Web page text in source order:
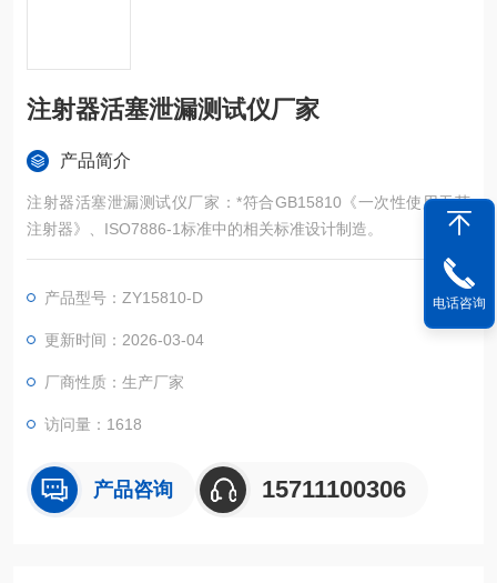
注射器活塞泄漏测试仪厂家
产品简介
注射器活塞泄漏测试仪厂家：*符合GB15810《一次性使用无菌
注射器》、ISO7886-1标准中的相关标准设计制造。
产品型号：ZY15810-D
更新时间：2026-03-04
厂商性质：生产厂家
访问量：1618
产品咨询 15711100306
电话咨询